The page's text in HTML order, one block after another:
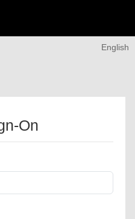
English
On